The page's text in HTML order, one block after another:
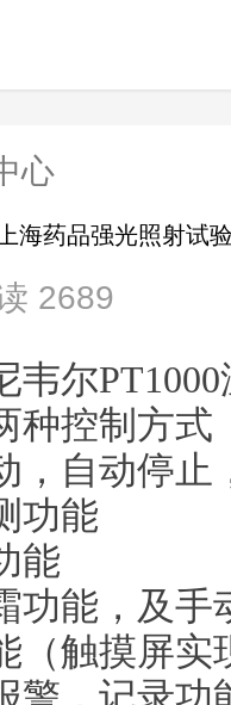
心
海药品强光照射试
2689
韦尔
种控制方式
，自动停
功能
能
功能，及手
（触摸屏实